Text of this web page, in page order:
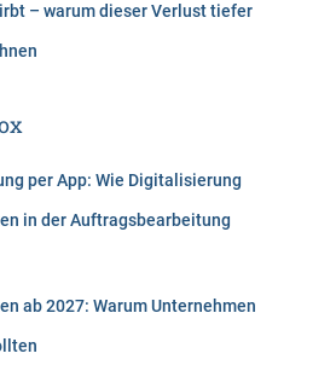
– warum dieser Verlust tiefer
per App: Wie Digitalisierung
in der Auftragsbearbeitung
ab 2027: Warum Unternehmen